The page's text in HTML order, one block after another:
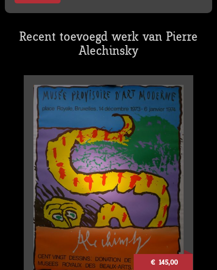
Recent toevoegd werk van Pierre
Alechinsky
€ 145,00